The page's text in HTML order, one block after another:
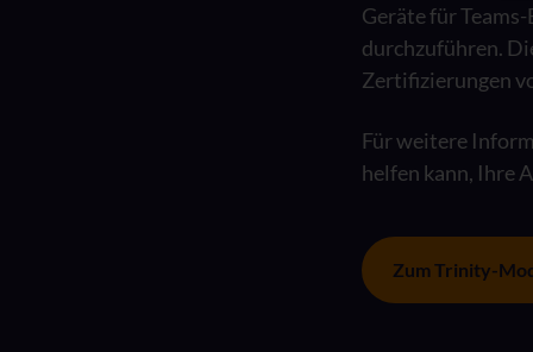
Geräte für
durchzuführen.
Zertifizierungen
Für weitere
helfen kann, Ihre
Zum Trinity-